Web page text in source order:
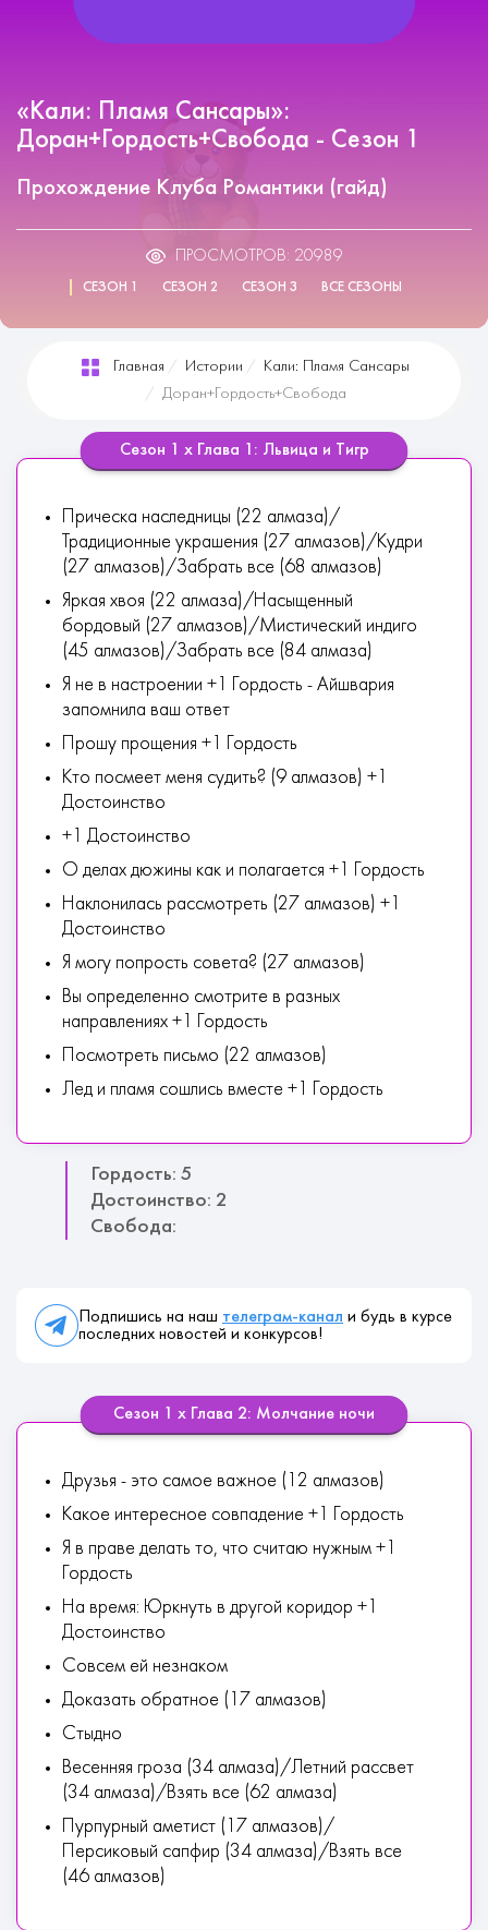
«Кали: Пламя Сансары»:
Доран+Гордость+Свобода - Сезон 1
Прохождение Клуба Романтики (гайд)
ПРОСМОТРОВ: 20989
СЕЗОН 1 СЕЗОН 2 СЕЗОН 3 ВСЕ СЕЗОНЫ
Главная Истории
Кали: Пламя Сансары
Доран+Гордость+Свобода
Сезон 1 х Глава 1: Львица и Тигр
Прическа наследницы (22 алмаза)/
Традиционные украшения (27 алмазов)/Кудри
(27 алмазов)/Забрать все (68 алмазов)
Яркая хвоя (22 алмаза)/Насыщенный
бордовый (27 алмазов)/Мистический индиго
(45 алмазов)/Забрать все (84 алмаза)
Я не в настроении +1 Гордость - Айшвария
запомнила ваш ответ
Прошу прощения +1 Гордость
Кто посмеет меня судить? (9 алмазов) +1
Достоинство
+1 Достоинство
О делах дюжины как и полагается +1 Гордость
Наклонилась рассмотреть (27 алмазов) +1
Достоинство
Я могу попрость совета? (27 алмазов)
Вы определенно смотрите в разных
направлениях +1 Гордость
Посмотреть письмо (22 алмазов)
Лед и пламя сошлись вместе +1 Гордость
Гордость: 5
Достоинство: 2
Свобода:
Подпишись на наш телеграм-канал и будь в курсе
последних новостей и конкурсов!
Сезон 1 х Глава 2: Молчание ночи
Друзья - это самое важное (12 алмазов)
Какое интересное совпадение +1 Гордость
Я в праве делать то, что считаю нужным +1
Гордость
На время: Юркнуть в другой коридор +1
Достоинство
Совсем ей незнаком
Доказать обратное (17 алмазов)
Стыдно
Весенняя гроза (34 алмаза)/Летний рассвет
(34 алмаза)/Взять все (62 алмаза)
Пурпурный аметист (17 алмазов)/
Персиковый сапфир (34 алмаза)/Взять все
(46 алмазов)